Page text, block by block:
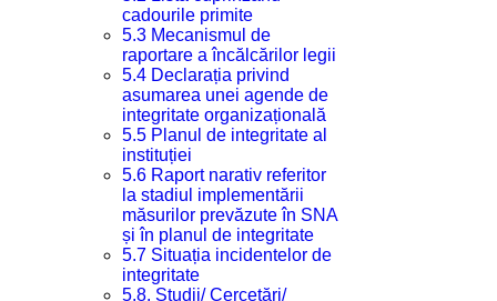
cadourile primite
5.3 Mecanismul de
raportare a încălcărilor legii
5.4 Declarația privind
asumarea unei agende de
integritate organizațională
5.5 Planul de integritate al
instituției
5.6 Raport narativ referitor
la stadiul implementării
măsurilor prevăzute în SNA
și în planul de integritate
5.7 Situația incidentelor de
integritate
5.8. Studii/ Cercetări/